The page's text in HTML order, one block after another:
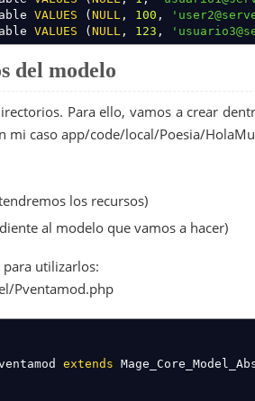
>
>
VALUES ( NULL , 100 ,
VALUES ( NULL , 123 ,
del modelo
Para ello, vamos a crear
mi caso app/code/local/Poesia/
los recursos)
al modelo que vamos a hacer)
utilizarlos:
Pventamod.php
extends